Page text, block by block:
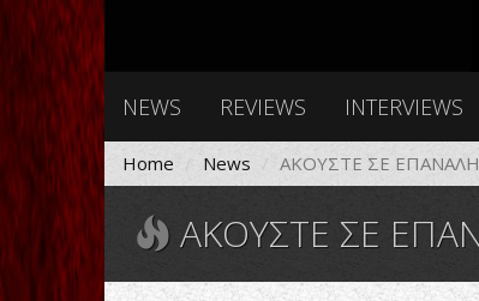
NEWS REVIEWS INTERVIEWS
Home News ΑΚΟΥΣΤΕ ΣΕ
ΑΚΟΥΣΤΕ ΣΕ ΕΠΑΝΑΛΗΨΗ